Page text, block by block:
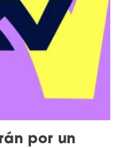
por un